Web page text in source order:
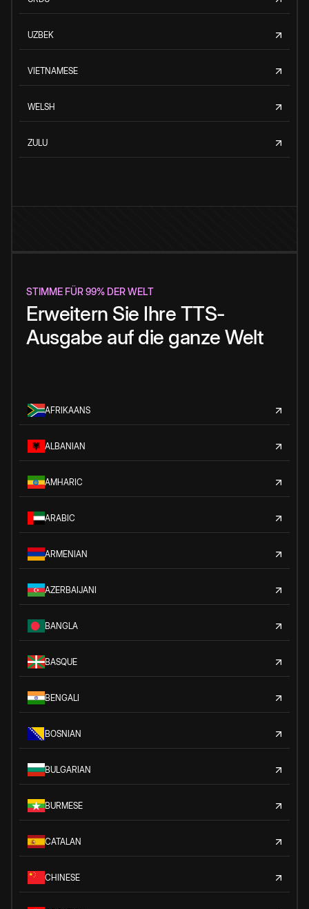
UZBEK
VIETNAMESE
WELSH
ZULU
STIMME FÜR 99% DER WELT
Erweitern Sie Ihre TTS-
Ausgabe auf die ganze Welt
AFRIKAANS
ALBANIAN
AMHARIC
ARABIC
ARMENIAN
AZERBAIJANI
BANGLA
BASQUE
BENGALI
BOSNIAN
BULGARIAN
BURMESE
CATALAN
CHINESE